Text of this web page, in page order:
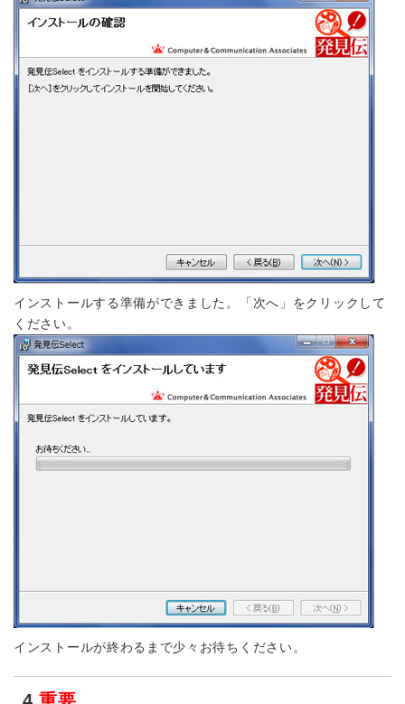
インストールする準備ができました。「次へ」をクリックして
ください。
インストールが終わるまで少々お待ちください。